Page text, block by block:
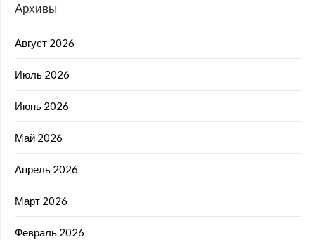
Архивы
Август 2026
Июль 2026
Июнь 2026
Май 2026
Апрель 2026
Март 2026
Февраль 2026